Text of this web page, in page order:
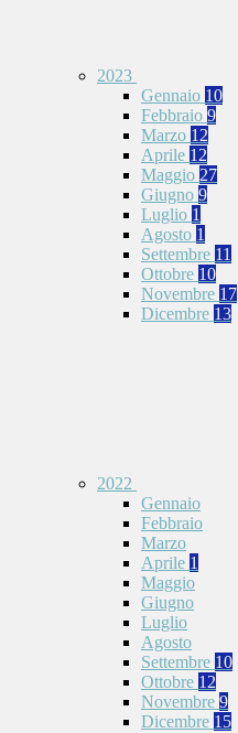
2023
Gennaio 10
Febbraio 9
Marzo 12
Aprile 12
Maggio 27
Giugno 9
Luglio 1
Agosto 1
Settembre 11
Ottobre 10
Novembre 17
Dicembre 13
2022
Gennaio
Febbraio
Marzo
Aprile 1
Maggio
Giugno
Luglio
Agosto
Settembre 10
Ottobre 12
Novembre 9
Dicembre 15